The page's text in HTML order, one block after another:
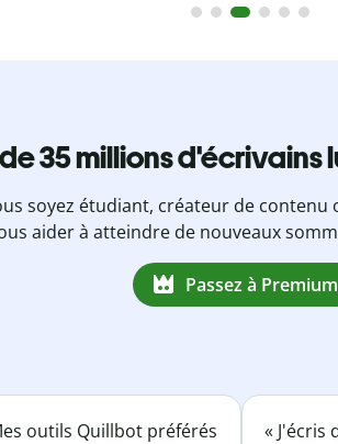
35 millions d'écrivains
soyez étudiant, créateur de
aider à atteindre de nouveaux
Passez à Premium
outils Quillbot préférés
« J'écris